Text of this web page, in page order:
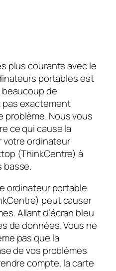
plus courants avec le
portables est
de
exactement
problème. Nous vous
ce qui cause la
votre ordinateur
(ThinkCentre) à
basse.
ordinateur portable
peut causer
Allant d’écran bleu
de données. Vous ne
pas que la
de vos problèmes
compte, la carte